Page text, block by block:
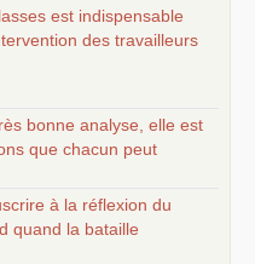
est indispensable
des travailleurs
bonne analyse, elle est
que chacun peut
à la réflexion du
quand la bataille